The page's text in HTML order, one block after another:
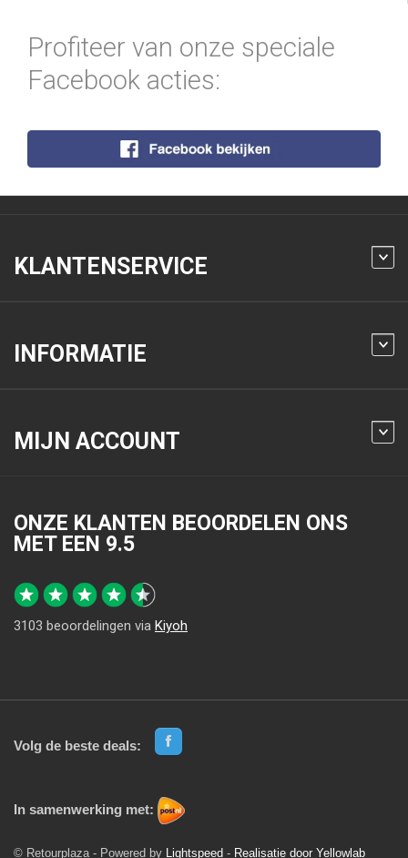
Profiteer van onze speciale
Facebook acties:
KLANTENSERVICE
INFORMATIE
MIJN ACCOUNT
ONZE KLANTEN BEOORDELEN ONS
MET EEN 9.5
3103 beoordelingen via Kiyoh
Volg de beste deals:
In samenwerking met:
© Retourplaza - Powered by Lightspeed - Realisatie door Yellowlab